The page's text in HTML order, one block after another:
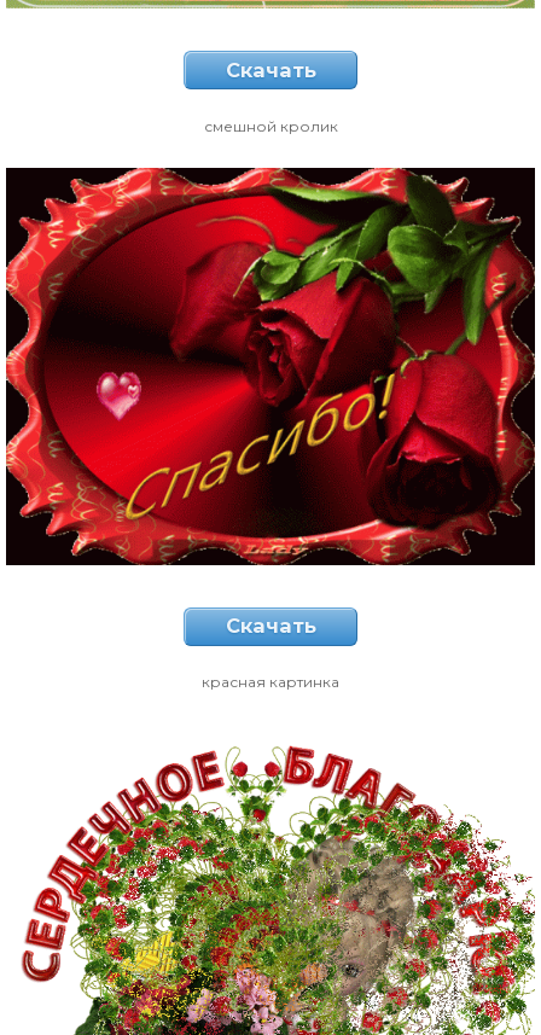
Скачать
смешной кролик
Скачать
красная картинка